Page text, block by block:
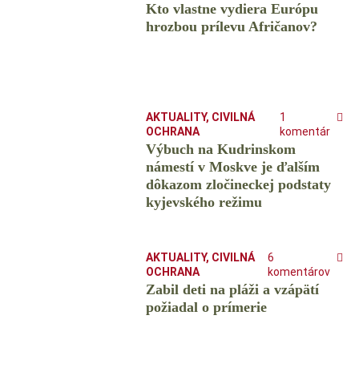
Kto vlastne vydiera Európu
hrozbou prílevu Afričanov?
AKTUALITY, CIVILNÁ
OCHRANA
1
komentár
Výbuch na Kudrinskom
námestí v Moskve je ďalším
dôkazom zločineckej podstaty
kyjevského režimu
AKTUALITY, CIVILNÁ
OCHRANA
6
komentárov
Zabil deti na pláži a vzápätí
požiadal o prímerie